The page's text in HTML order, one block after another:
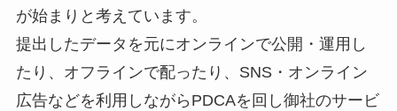
が始まりと考えています。
提出したデータを元にオンラインで公開・運用し
たり、オフラインで配ったり、SNS・オンライン
広告などを利用しながらPDCAを回し御社のサービ